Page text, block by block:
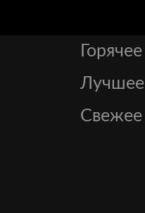
Горячее
Лучшее
Свежее